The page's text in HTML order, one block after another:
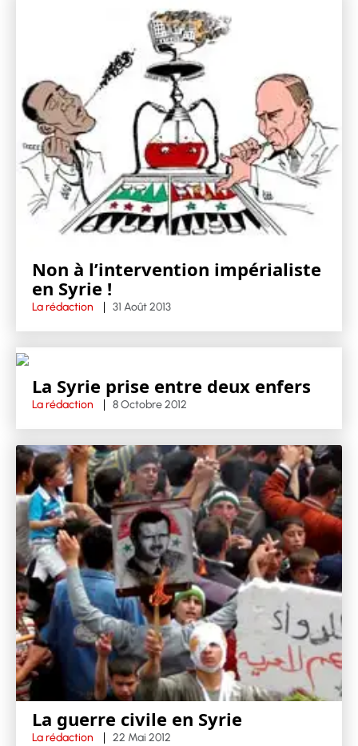
Non à l’intervention impérialiste
en Syrie !
La rédaction 31 Août 2013
La Syrie prise entre deux enfers
La rédaction 8 Octobre 2012
La guerre civile en Syrie
La rédaction 22 Mai 2012